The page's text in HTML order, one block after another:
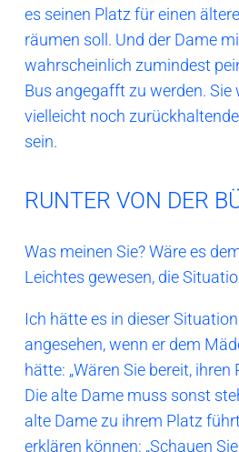
es seinen Platz für einen
räumen soll. Und der Dame
wahrscheinlich zumindest
Bus angegafft zu werden.
vielleicht noch
sein.
RUNTER VON DER
Was meinen Sie? Wäre es
Leichtes gewesen, die
Ich hätte es in dieser Situation
angesehen, wenn er dem
hätte: „Wären Sie bereit,
Die alte Dame muss sonst
alte Dame zu ihrem Platz
erklären können: „Schauen